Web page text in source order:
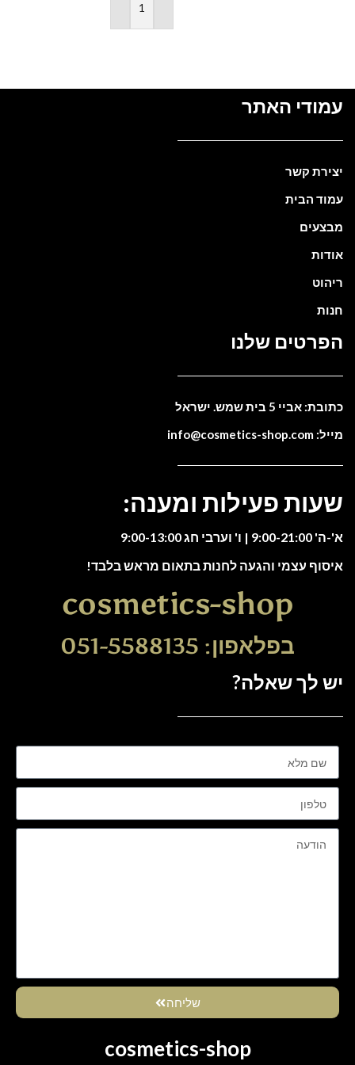
הוספה לסל
עמודי האתר
יצירת קשר
עמוד הבית
מבצעים
אודות
ריהוט
חנות
הפרטים שלנו
כתובת: אביי 5 בית שמש. ישראל
מייל: info@cosmetics-shop.com
שעות פעילות ומענה:
א'-ה' 9:00-21:00 | ו' וערבי חג 9:00-13:00
איסוף עצמי והגעה לחנות בתאום מראש בלבד!
cosmetics-shop
בפלאפון: 051-5588135
יש לך שאלה?
שליחה
cosmetics-shop